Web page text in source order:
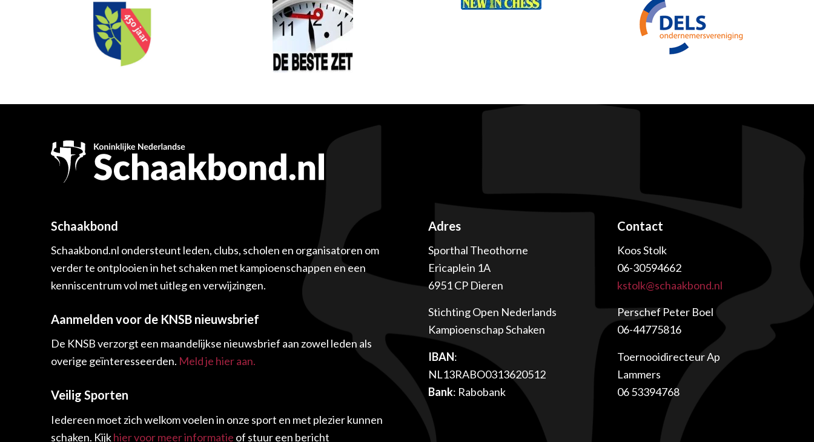
Schaakbond
Schaakbond.nl ondersteunt leden, clubs, scholen en organisatoren om
verder te ontplooien in het schaken met kampioenschappen en een
kenniscentrum vol met uitleg en verwijzingen.
Aanmelden voor de KNSB nieuwsbrief
De KNSB verzorgt een maandelijkse nieuwsbrief aan zowel leden als
overige geïnteresseerden. Meld je hier aan.
Veilig Sporten
Iedereen moet zich welkom voelen in onze sport en met plezier kunnen
schaken. Kijkhier voor meer informatie of stuur een bericht
Adres
Sporthal Theothorne
Ericaplein 1A
6951 CP Dieren
Stichting Open Nederlands
Kampioenschap Schaken
IBAN:
NL13RABO0313620512
Bank: Rabobank
Contact
Koos Stolk
06-30594662
kstolk@schaakbond.nl
Perschef Peter Boel
06-44775816
Toernooidirecteur Ap
Lammers
06 53394768